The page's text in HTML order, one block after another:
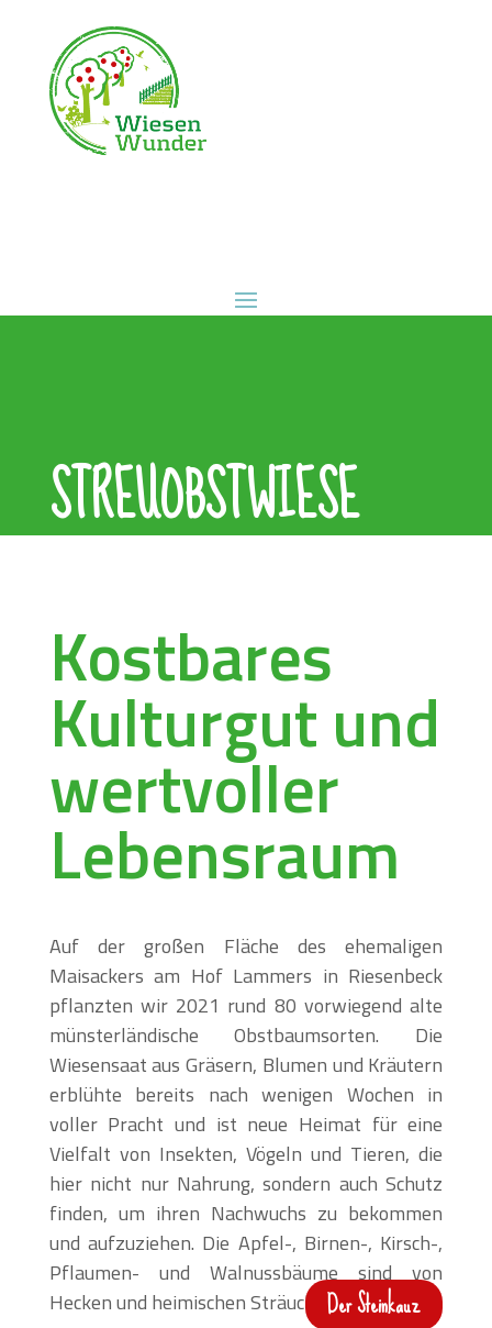
STREUOBSTWIESE
Kostbares
Kulturgut und
wertvoller
Lebensraum
Auf der großen Fläche des ehemaligen
Maisackers am Hof Lammers in Riesenbeck
pflanzten wir 2021 rund 80 vorwiegend alte
münsterländische Obstbaumsorten. Die
Wiesensaat aus Gräsern, Blumen und Kräutern
erblühte bereits nach wenigen Wochen in
voller Pracht und ist neue Heimat für eine
Vielfalt von Insekten, Vögeln und Tieren, die
hier nicht nur Nahrung, sondern auch Schutz
finden, um ihren Nachwuchs zu bekommen
und aufzuziehen. Die Apfel-, Birnen-, Kirsch-,
Pflaumen- und Walnussbäume sind von
Hecken und heimischen Sträuchern umgeben.
Der Steinkauz